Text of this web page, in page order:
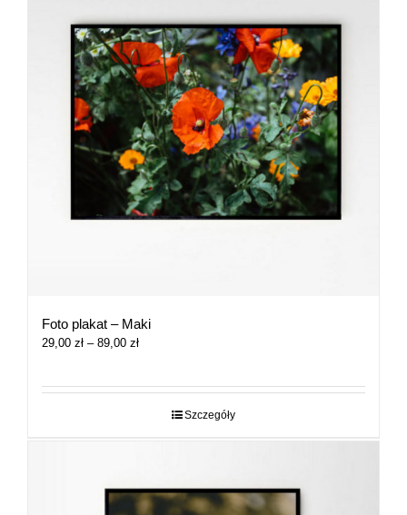
Foto plakat – Maki
29,00 zł – 89,00 złZakres
29,00 zł
Szczegóły